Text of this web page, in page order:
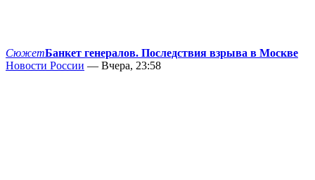
СюжетБанкет генералов. Последствия взрыва в Москве
Новости России — Вчера, 23:58